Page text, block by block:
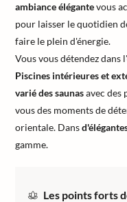
ambiance élégantevous
pour laisser le quotidien
faire le plein d'énergie.
Vous vous détendez dans
Piscines intérieures et
varié des saunasavec des
vous des moments de
orientale. Dans
gamme.
Les points forts